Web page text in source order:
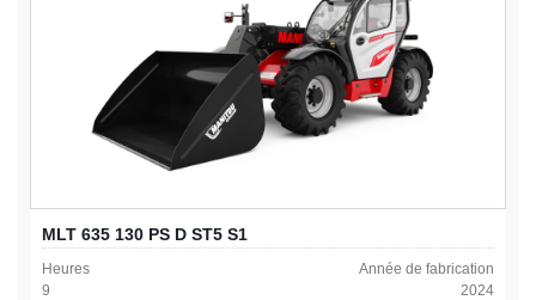
MLT 635 130 PS D ST5 S1
Heures
9
Année de fabrication
2024